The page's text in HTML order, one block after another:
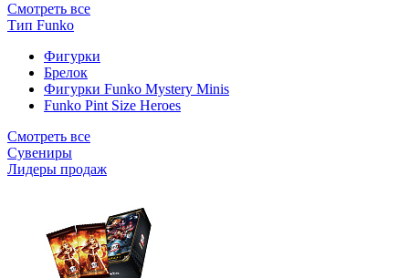
Смотреть все
Тип Funko
Фигурки
Брелок
Фигурки Funko Mystery Minis
Funko Pint Size Heroes
Смотреть все
Сувениры
Лидеры продаж